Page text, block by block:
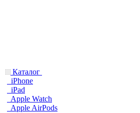
Каталог
iPhone
iPad
Apple Watch
Apple AirPods